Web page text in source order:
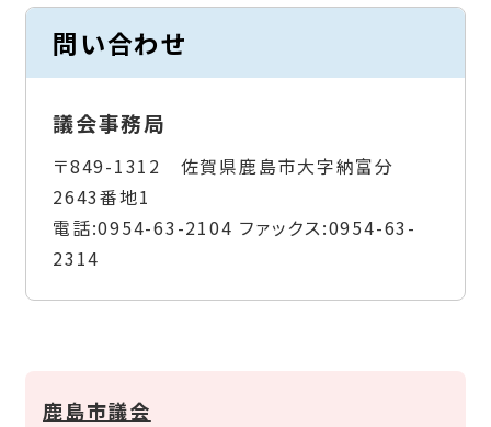
問い合わせ
議会事務局
〒849-1312 佐賀県鹿島市大字納富分
2643番地1
電話:0954-63-2104 ファックス:0954-63-
2314
鹿島市議会